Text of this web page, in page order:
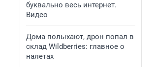
буквально весь интернет.
Видео
Дома полыхают, дрон попал в
склад Wildberries: главное о
налетах